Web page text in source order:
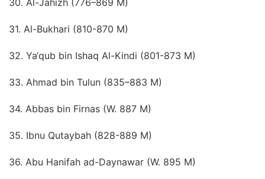
31. Al-Bukhari (810-870 M)
32. Ya‘qub bin Ishaq Al-Kindi (801-873 M)
33. Ahmad bin Tulun (835–883 M)
34. Abbas bin Firnas (W. 887 M)
35. Ibnu Qutaybah (828-889 M)
36. Abu Hanifah ad-Daynawar (W. 895 M)